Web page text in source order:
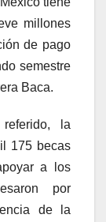
millones
de pago
semestre
Baca.
la
175 becas
a los
por
de la